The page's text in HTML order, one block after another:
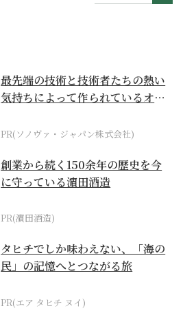
最先端の技術と技術者たちの熱い
気持ちによって作られているオー
PR(ソノヴァ・ジャパン株式会社)
創業から続く150余年の歴史を今
に守っている濵田酒造
PR(濵田酒造)
タヒチでしか味わえない、「海の
民」の記憶へとつながる旅
PR(エア タヒチ ヌイ)